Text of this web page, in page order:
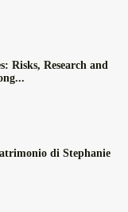
Risks, Research and
di Stephanie